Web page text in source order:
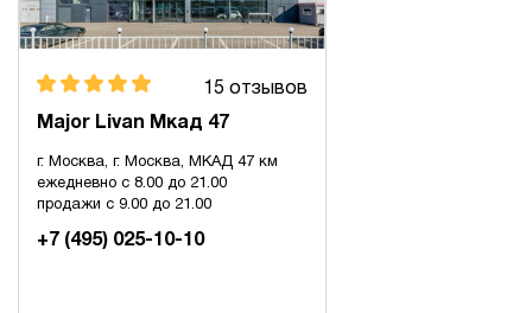
15 отзывов
Major Livan Мкад 47
г. Москва, г. Москва, МКАД 47 км
ежедневно с 8.00 до 21.00
продажи с 9.00 до 21.00
+7 (495) 025-10-10